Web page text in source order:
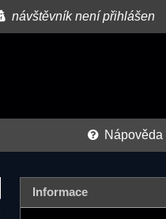
návštěvník není přihlášen
Nápověda
Informace